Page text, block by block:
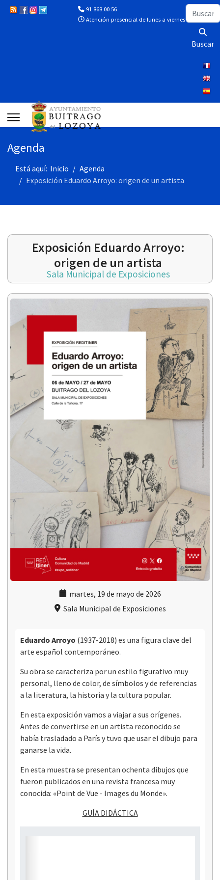
91 868 00 56
Atención presencial de lunes a viernes de 10:00 a
Buscar
Buscar
Agenda
Está aquí: Inicio
Agenda
Exposición Eduardo Arroyo: origen de un artista
Exposición Eduardo Arroyo:
origen de un artista
Sala Municipal de Exposiciones
martes, 19 de mayo de 2026
Sala Municipal de Exposiciones
Eduardo Arroyo (1937-2018) es una figura clave del
arte español contemporáneo.
Su obra se caracteriza por un estilo figurativo muy
personal, lleno de color, de símbolos y de referencias
a la literatura, la historia y la cultura popular.
En esta exposición vamos a viajar a sus orígenes.
Antes de convertirse en un artista reconocido se
había trasladado a París y tuvo que usar el dibujo para
ganarse la vida.
En esta muestra se presentan ochenta dibujos que
fueron publicados en una revista francesa muy
conocida: «Point de Vue - Images du Monde».
GUÍA DIDÁCTICA